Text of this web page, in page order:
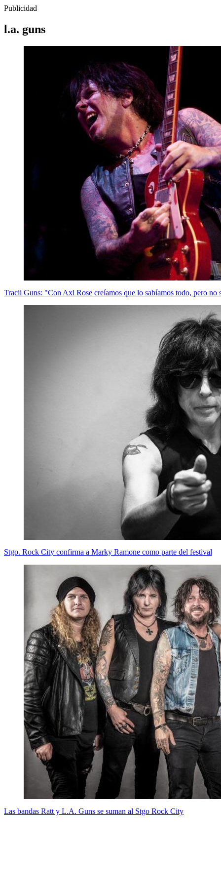
Publicidad
l.a. guns
Tracii Guns: "Con Axl Rose creíamos que lo sabíamos todo, pero no
Stgo. Rock City confirma a Marky Ramone como parte del festival
Las bandas Ratt y L.A. Guns se suman al Stgo Rock City